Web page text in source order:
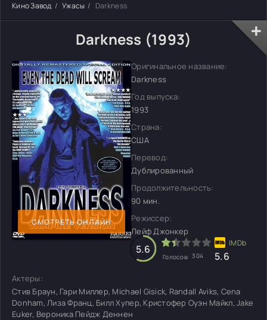
Кино Завод Ужасы Darkness
Darkness (1993)
СМОТРЕТЬ ОНЛАЙН
Оригинальное название:
Darkness
Год выпуска:
1993
Страна:
США
Перевод:
Дублированный
Продолжительность:
90 мин.
Режиссер:
Лейф Джонкер
5.6
Голосов: 304 5.6
Актеры:
Стив Браун, Гари Миллер, Michael Gisick, Randall Aviks, Cena
Donham, Лиза Франц, Билл Хупер, Кристофер Оуэн Майкл, Jake
Euker, Вероника Пейдж Деннен